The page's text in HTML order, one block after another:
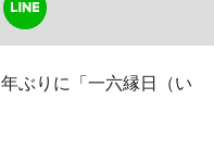
ぶりに「一六縁日（い